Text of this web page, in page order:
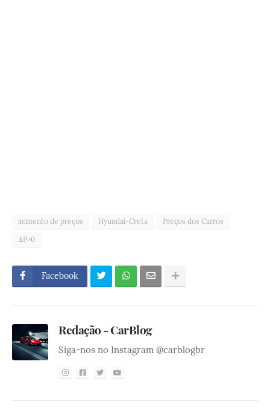
aumento de preços Hyundai-Creta
Preços dos Carros
ΔP>0
Facebook
Redação - CarBlog
Siga-nos no Instagram @carblogbr